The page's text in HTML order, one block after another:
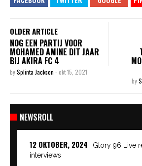
OLDER ARTICLE
NOG EEN PARTIJ VOOR
MOHAMED AMINE DIT JAAR
BIJ AKIRA FC 4
bySplinta Jackson - okt 15, 2021
by
NEWSROLL
12 OKTOBER, 2024
Glory 96 Live
interviews